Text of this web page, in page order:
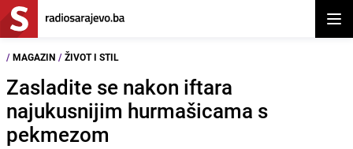
/ MAGAZIN / ŽIVOT I STIL
Zasladite se nakon iftara
najukusnijim hurmašicama s
pekmezom